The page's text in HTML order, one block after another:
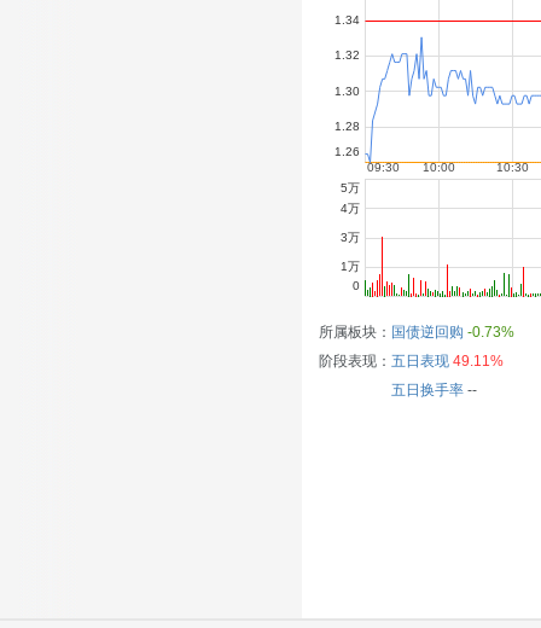
所属板块： 国债逆回购 -0.73%
阶段表现： 五日表现 49.11%
五日换手率--